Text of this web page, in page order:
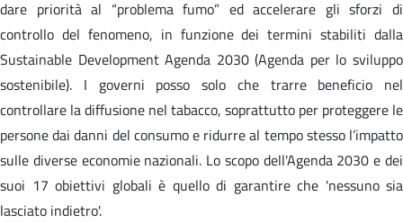
dare priorità al “problema fumo” ed accelerare gli sforzi di
controllo del fenomeno, in funzione dei termini stabiliti dalla
Sustainable Development Agenda 2030 (Agenda per lo sviluppo
sostenibile). I governi posso solo che trarre beneficio nel
controllare la diffusione nel tabacco, soprattutto per proteggere le
persone dai danni del consumo e ridurre al tempo stesso l’impatto
sulle diverse economie nazionali. Lo scopo dell'Agenda 2030 e dei
suoi 17 obiettivi globali è quello di garantire che 'nessuno sia
lasciato indietro'.